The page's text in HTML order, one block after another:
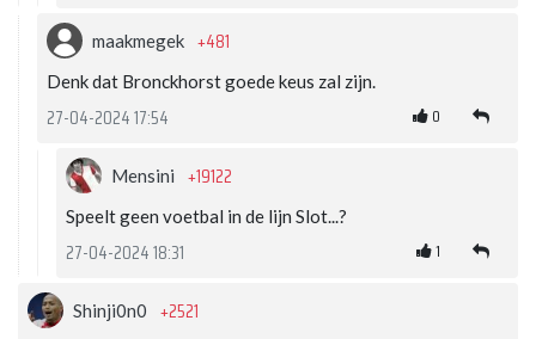
maakmegek +481
Denk dat Bronckhorst goede keus zal zijn.
27-04-2024 17:54 0
Mensini +19122
Speelt geen voetbal in de lijn Slot...?
27-04-2024 18:31 1
Shinji0n0 +2521